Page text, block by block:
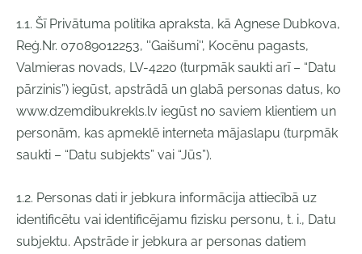
1.1. Šī Privātuma politika apraksta, kā Agnese Dubkova,
Reģ.Nr. 07089012253, ''Gaišumi'', Kocēnu pagasts,
Valmieras novads, LV-4220 (turpmāk saukti arī – “Datu
pārzinis”) iegūst, apstrādā un glabā personas datus, ko
www.dzemdibukrekls.lv iegūst no saviem klientiem un
personām, kas apmeklē interneta mājaslapu (turpmāk
saukti – “Datu subjekts” vai “Jūs”).
1.2. Personas dati ir jebkura informācija attiecībā uz
identificētu vai identificējamu fizisku personu, t. i., Datu
subjektu. Apstrāde ir jebkura ar personas datiem